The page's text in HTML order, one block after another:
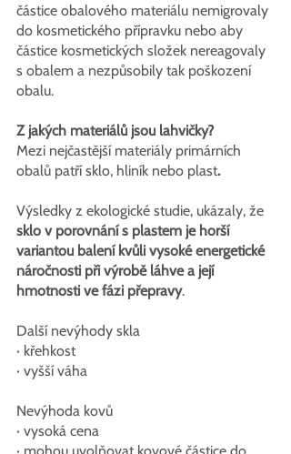
částice obalového materiálu nemigrovaly
do kosmetického přípravku nebo aby
částice kosmetických složek nereagovaly
s obalem a nezpůsobily tak poškození
obalu.
Z jakých materiálů jsou lahvičky?
Mezi nejčastější materiály primárních
obalů patří sklo, hliník nebo plast.
Výsledky z ekologické studie, ukázaly, že
sklo v porovnání s plastem je horší
variantou balení kvůli vysoké energetické
náročnosti při výrobě láhve a její
hmotnosti ve fázi přepravy.
Další nevýhody skla
· křehkost
· vyšší váha
Nevýhoda kovů
· vysoká cena